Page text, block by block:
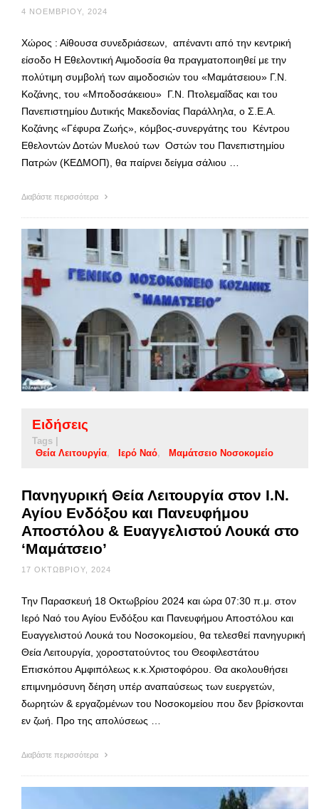
4 ΝΟΕΜΒΡΊΟΥ, 2024
Χώρος : Αίθουσα συνεδριάσεων, απέναντι από την κεντρική
είσοδο Η Εθελοντική Αιμοδοσία θα πραγματοποιηθεί με την
πολύτιμη συμβολή των αιμοδοσιών του «Μαμάτσειου» Γ.Ν.
Κοζάνης, του «Μποδοσάκειου» Γ.Ν. Πτολεμαΐδας και του
Πανεπιστημίου Δυτικής Μακεδονίας Παράλληλα, ο Σ.Ε.Α.
Κοζάνης «Γέφυρα Ζωής», κόμβος-συνεργάτης του Κέντρου
Εθελοντών Δοτών Μυελού των Οστών του Πανεπιστημίου
Πατρών (ΚΕΔΜΟΠ), θα παίρνει δείγμα σάλιου …
Διαβάστε περισσότερα
Ειδήσεις
Tags |
Θεία Λειτουργία
Ιερό Ναό Μαμάτσειο Νοσοκομείο
Πανηγυρική Θεία Λειτουργία στον Ι.Ν.
Αγίου Ενδόξου και Πανευφήμου
Αποστόλου & Ευαγγελιστού Λουκά στο
‘Μαμάτσειο’
17 ΟΚΤΩΒΡΊΟΥ, 2024
Την Παρασκευή 18 Οκτωβρίου 2024 και ώρα 07:30 π.μ. στον
Ιερό Ναό του Αγίου Ενδόξου και Πανευφήμου Αποστόλου και
Ευαγγελιστού Λουκά του Νοσοκομείου, θα τελεσθεί πανηγυρική
Θεία Λειτουργία, χοροστατούντος του Θεοφιλεστάτου
Επισκόπου Αμφιπόλεως κ.κ.Χριστοφόρου. Θα ακολουθήσει
επιμνημόσυνη δέηση υπέρ αναπαύσεως των ευεργετών,
δωρητών & εργαζομένων του Νοσοκομείου που δεν βρίσκονται
εν ζωή. Προ της απολύσεως …
Διαβάστε περισσότερα